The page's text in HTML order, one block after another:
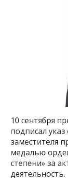
10 сентября
подписал
заместителя
медалью
степени» за
деятельность.